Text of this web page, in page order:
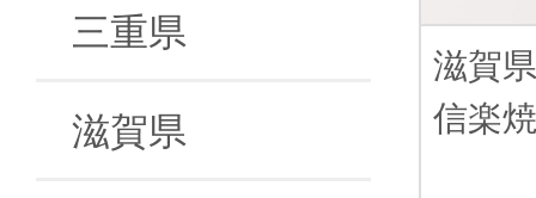
三重県
滋賀県
滋賀県
信楽